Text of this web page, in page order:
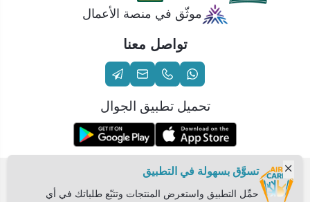
موثّق في منصة الأعمال
تواصل معنا
تحميل تطبيق الجوال
الحقوق محفوظة | 2026 عناية الهواء | شريك سكني الاستراتيجيتسوَّق بسهولة في التطبيق
حمِّل التطبيق واستعرض المنتجات وتتبّع طلباتك في أي